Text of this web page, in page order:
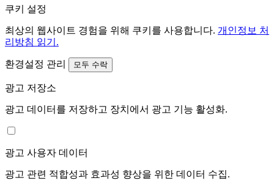
쿠키 설정
최상의 웹사이트 경험을 위해 쿠키를 사용합니다. 개인정보 처
리방침 읽기.
환경설정 관리 모두 수락
광고 저장소
광고 데이터를 저장하고 장치에서 광고 기능 활성화.
광고 사용자 데이터
광고 관련 적합성과 효과성 향상을 위한 데이터 수집.